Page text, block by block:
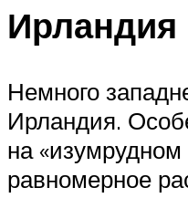
Ирландия
Немного
Ирландия.
на «изумрудном
равномерное